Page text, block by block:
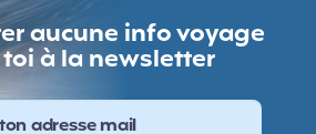
aucune info voyage
à la newsletter